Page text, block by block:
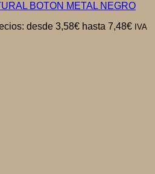
BOTON METAL NEGRO
desde 3,58€ hasta 7,48€ IVA